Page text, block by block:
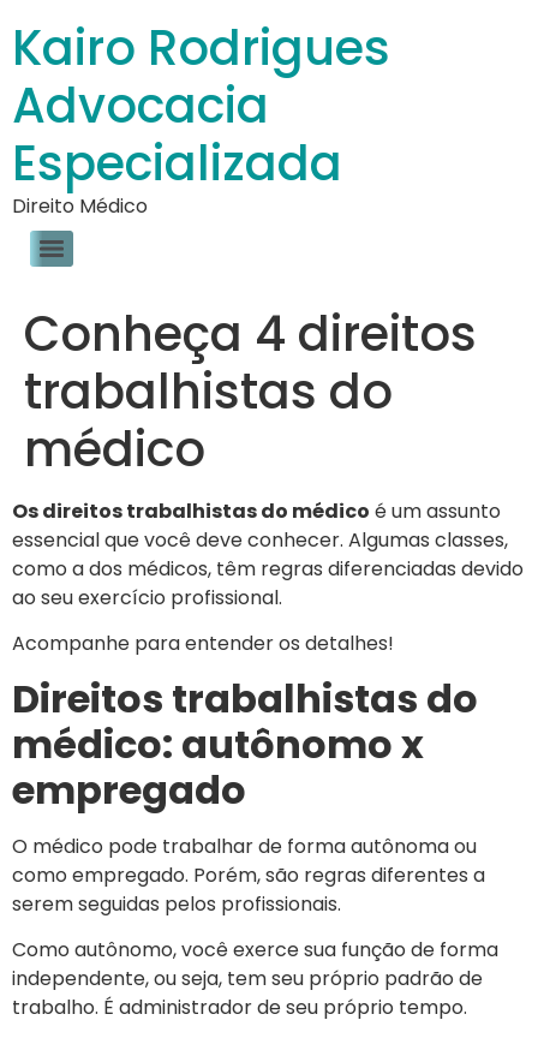
Kairo Rodrigues
Advocacia
Especializada
Direito Médico
Conheça 4 direitos
trabalhistas do
médico
Os direitos trabalhistas do médico é um assunto
essencial que você deve conhecer. Algumas classes,
como a dos médicos, têm regras diferenciadas devido
ao seu exercício profissional.
Acompanhe para entender os detalhes!
Direitos trabalhistas do
médico: autônomo x
empregado
O médico pode trabalhar de forma autônoma ou
como empregado. Porém, são regras diferentes a
serem seguidas pelos profissionais.
Como autônomo, você exerce sua função de forma
independente, ou seja, tem seu próprio padrão de
trabalho. É administrador de seu próprio tempo.